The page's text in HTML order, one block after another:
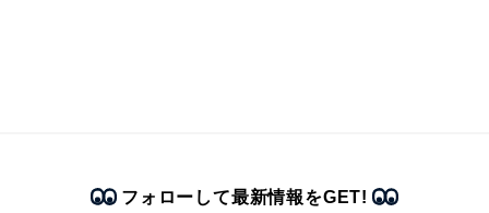
フォローして最新情報をGET!